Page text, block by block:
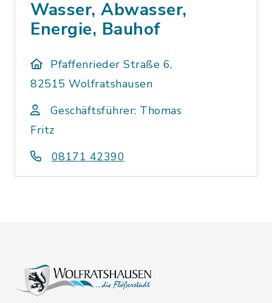
Wasser, Abwasser,
Energie, Bauhof
Pfaffenrieder Straße 6,
82515 Wolfratshausen
Geschäftsführer: Thomas
Fritz
08171 42390